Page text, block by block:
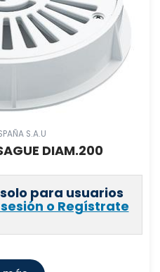
S.A.U
DIAM.200
para usuarios
o Regístrate